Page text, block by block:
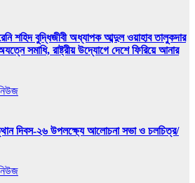
শহিদ বুদ্ধিজীবী অধ্যাপক আব্দুল ওয়াহাব তালুকদার
সমাধি, রাষ্ট্রীয় উদ্যোগে দেশে ফিরিয়ে আনার
দিবস-২৬ উপলক্ষ্যে আলোচনা সভা ও চলচিত্র/